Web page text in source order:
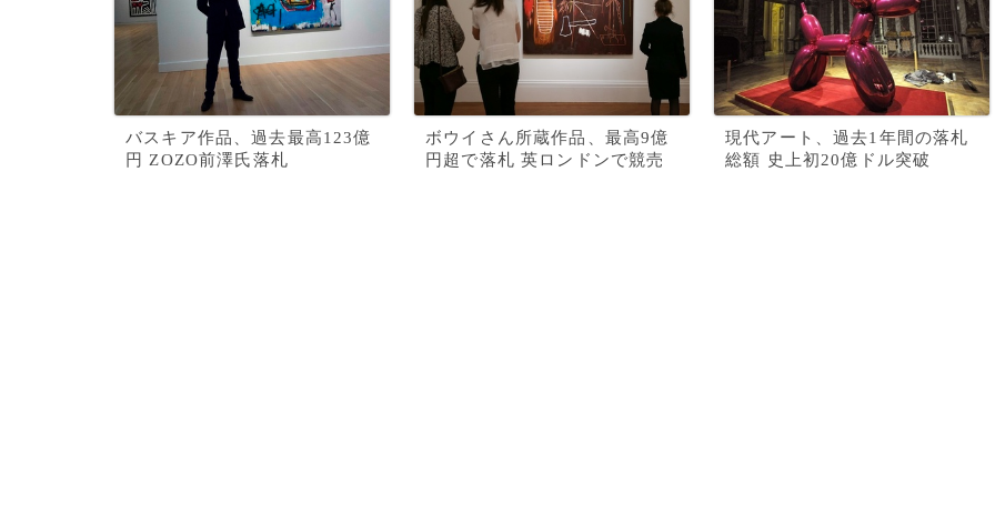
バスキア作品、過去最高123億
円 ZOZO前澤氏落札
ボウイさん所蔵作品、最高9億
円超で落札 英ロンドンで競売
現代アート、過去1年間の落札
総額 史上初20億ドル突破